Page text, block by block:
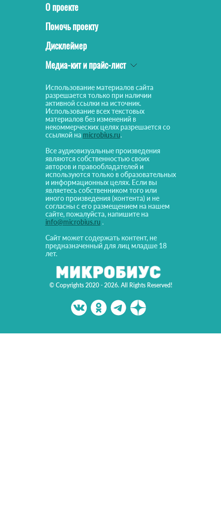
© Copyrights 2020 - 2026. All Rights Reserved!
О проекте
Помочь проекту
Дисклеймер
Медиа-кит и прайс-лист
Использование материалов сайта
разрешается только при наличии
активной ссылки на источник.
Использование всех текстовых
материалов без изменений в
некоммерческих целях разрешается со
ссылкой на microbius.ru.
Все аудиовизуальные произведения
являются собственностью своих
авторов и правообладателей и
используются только в образовательных
и информационных целях. Если вы
являетесь собственником того или
иного произведения (контента) и не
согласны с его размещением на нашем
сайте, пожалуйста, напишите на
info@microbius.ru .
Сайт может содержать контент, не
предназначенный для лиц младше 18
лет.